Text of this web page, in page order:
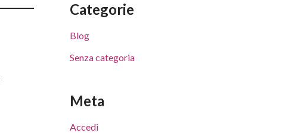
Categorie
Blog
Senza categoria
Meta
Accedi